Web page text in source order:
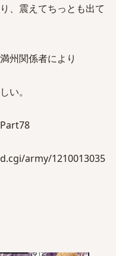
、震えてちっとも出て
州関係者により
い。
army/1210013035